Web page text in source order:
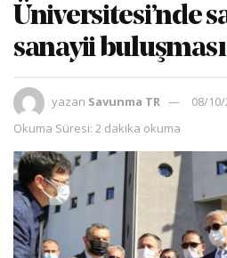
Üniversitesi’nde
sanayii buluşması
yazan Savunma TR
08/10/
Okuma Süresi: 2 dakika okuma